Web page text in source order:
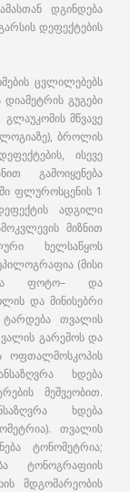
დგინდება
დეფექტების
ცვლილებებს
გუგები
მწვავე
ბროლის
ისევე
გამოიყენება
ფლუროსცენის 1
ადგილი
მიზნით
ხელსაწყოს
(მისი
ფოტო– და
და მინისებრი
თვალის
გარემოს და
ოფთალმოსკოპის
ხდება
მეშვეობით.
ხდება
თვალის
ტონომეტრია;
ტონოგრაფიის
მდგომარეობის